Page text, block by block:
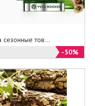
тов...
-50%